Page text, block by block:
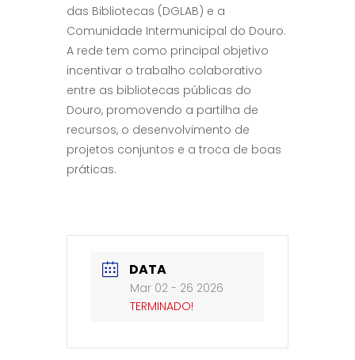
das Bibliotecas (DGLAB) e a
Comunidade Intermunicipal do Douro.
A rede tem como principal objetivo
incentivar o trabalho colaborativo
entre as bibliotecas públicas do
Douro, promovendo a partilha de
recursos, o desenvolvimento de
projetos conjuntos e a troca de boas
práticas.
DATA
Mar 02 - 26 2026
TERMINADO!